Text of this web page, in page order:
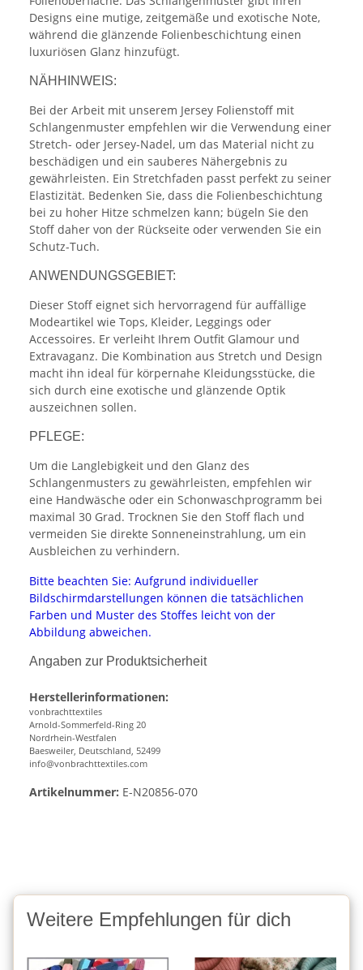
Designs eine mutige, zeitgemäße und exotische Note,
während die glänzende Folienbeschichtung einen
luxuriösen Glanz hinzufügt.
NÄHHINWEIS:
Bei der Arbeit mit unserem Jersey Folienstoff mit
Schlangenmuster empfehlen wir die Verwendung einer
Stretch- oder Jersey-Nadel, um das Material nicht zu
beschädigen und ein sauberes Nähergebnis zu
gewährleisten. Ein Stretchfaden passt perfekt zu seiner
Elastizität. Bedenken Sie, dass die Folienbeschichtung
bei zu hoher Hitze schmelzen kann; bügeln Sie den
Stoff daher von der Rückseite oder verwenden Sie ein
Schutz-Tuch.
ANWENDUNGSGEBIET:
Dieser Stoff eignet sich hervorragend für auffällige
Modeartikel wie Tops, Kleider, Leggings oder
Accessoires. Er verleiht Ihrem Outfit Glamour und
Extravaganz. Die Kombination aus Stretch und Design
macht ihn ideal für körpernahe Kleidungsstücke, die
sich durch eine exotische und glänzende Optik
auszeichnen sollen.
PFLEGE:
Um die Langlebigkeit und den Glanz des
Schlangenmusters zu gewährleisten, empfehlen wir
eine Handwäsche oder ein Schonwaschprogramm bei
maximal 30 Grad. Trocknen Sie den Stoff flach und
vermeiden Sie direkte Sonneneinstrahlung, um ein
Ausbleichen zu verhindern.
Bitte beachten Sie: Aufgrund individueller
Bildschirmdarstellungen können die tatsächlichen
Farben und Muster des Stoffes leicht von der
Abbildung abweichen.
Angaben zur Produktsicherheit
Herstellerinformationen:
vonbrachttextiles
Arnold-Sommerfeld-Ring 20
Nordrhein-Westfalen
Baesweiler, Deutschland, 52499
info@vonbrachttextiles.com
Artikelnummer: E-N20856-070
Weitere Empfehlungen für dich